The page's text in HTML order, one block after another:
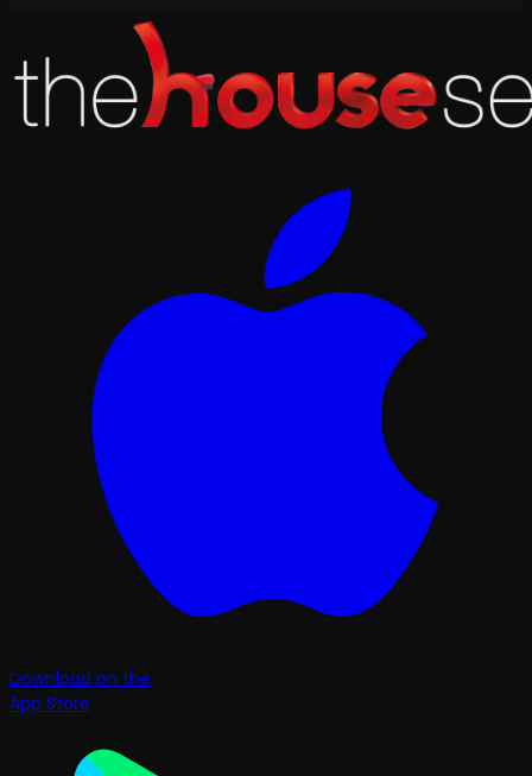
Download on the
App Store